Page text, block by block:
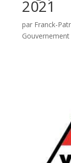
2021
par Franck-
Gouvernement